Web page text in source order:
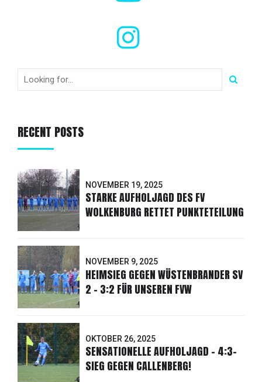
RECENT POSTS
NOVEMBER 19, 2025
STARKE AUFHOLJAGD DES FV
WOLKENBURG RETTET PUNKTETEILUNG
NOVEMBER 9, 2025
HEIMSIEG GEGEN WÜSTENBRANDER SV
2 - 3:2 FÜR UNSEREN FVW
OKTOBER 26, 2025
SENSATIONELLE AUFHOLJAGD - 4:3-
SIEG GEGEN CALLENBERG!